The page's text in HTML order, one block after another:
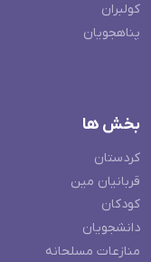
کولبران
پناهجویان
بخش ها
کردستان
قربانیان مین
کودکان
دانشجویان
منازعات مسلحانه